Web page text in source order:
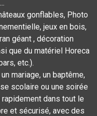
gonflables, Photo
jeux en bois,
géant , décoration
que du matériel Horeca
etc.).
mariage, un baptême,
scolaire ou une soirée
dans tout le
et sécurisé, avec des